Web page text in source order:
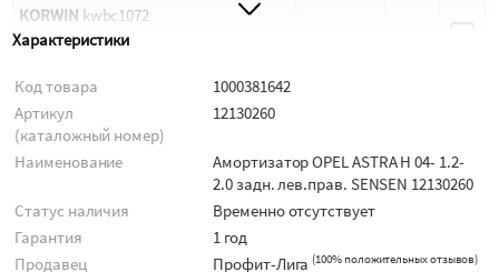
KORWIN kwbc1072
Тяга рулевая FORD FOCUS I (DAW)
ALPICasr138lr
Тяга рулевая FORD FOCUS TRANSIT
CONNECT лев. прав.
M-TEXmt343308
В наличии 1 218₽
DYNAMATRIX-KOREA
dsa343308
амортизатор подвески
В наличии
Характеристики
Код товара
1000381642
Артикул
(каталожный номер)
12130260
Наименование
Амортизатор OPEL ASTRA H 04- 1.2-
2.0 задн. лев.прав. SENSEN 12130260
Статус наличия
Временно отсутствует
Гарантия
1 год
Продавец
Профит-Лига (100% положительных отзывов)